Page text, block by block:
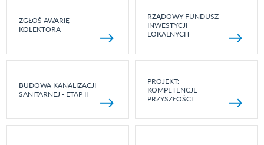
ZGŁOŚ AWARIĘ
KOLEKTORA
RZĄDOWY FUNDUSZ
INWESTYCJI
LOKALNYCH
BUDOWA KANALIZACJI
SANITARNEJ - ETAP II
PROJEKT:
KOMPETENCJE
PRZYSZŁOŚCI